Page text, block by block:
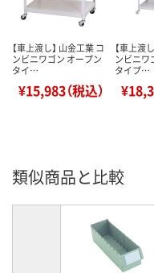
【車上渡し】 山金工業 コ
ンビニワゴン オープン
タイ…
¥15,983（税込）
【車上渡
ンビニワ
タイプ…
類似商品と比較